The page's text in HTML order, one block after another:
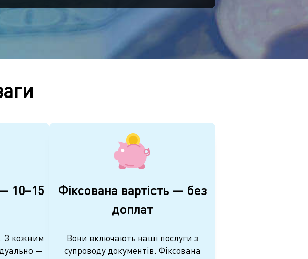
10–15
З кожним
—
Фіксована вартість — без
доплат
Вони включають наші послуги з
супроводу документів. Фіксована